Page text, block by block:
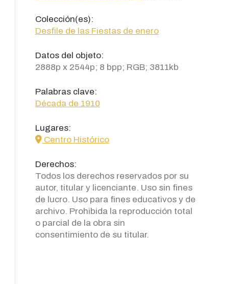
Colección(es):
Desfile de las Fiestas de enero
Datos del objeto:
2888p x 2544p; 8 bpp; RGB; 3811kb
Palabras clave:
Década de 1910
Lugares:
icon
Centro Histórico
Derechos:
Todos los derechos reservados por su
autor, titular y licenciante. Uso sin fines
de lucro. Uso para fines educativos y de
archivo. Prohibida la reproducción total
o parcial de la obra sin
consentimiento de su titular.